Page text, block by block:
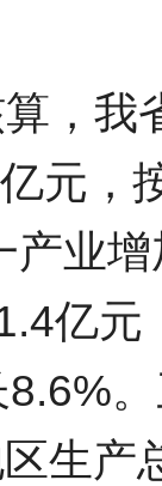
，
元
产业
亿
生产